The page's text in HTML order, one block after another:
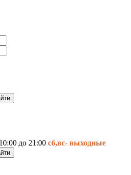
до 21:00 сб,вс- выходные